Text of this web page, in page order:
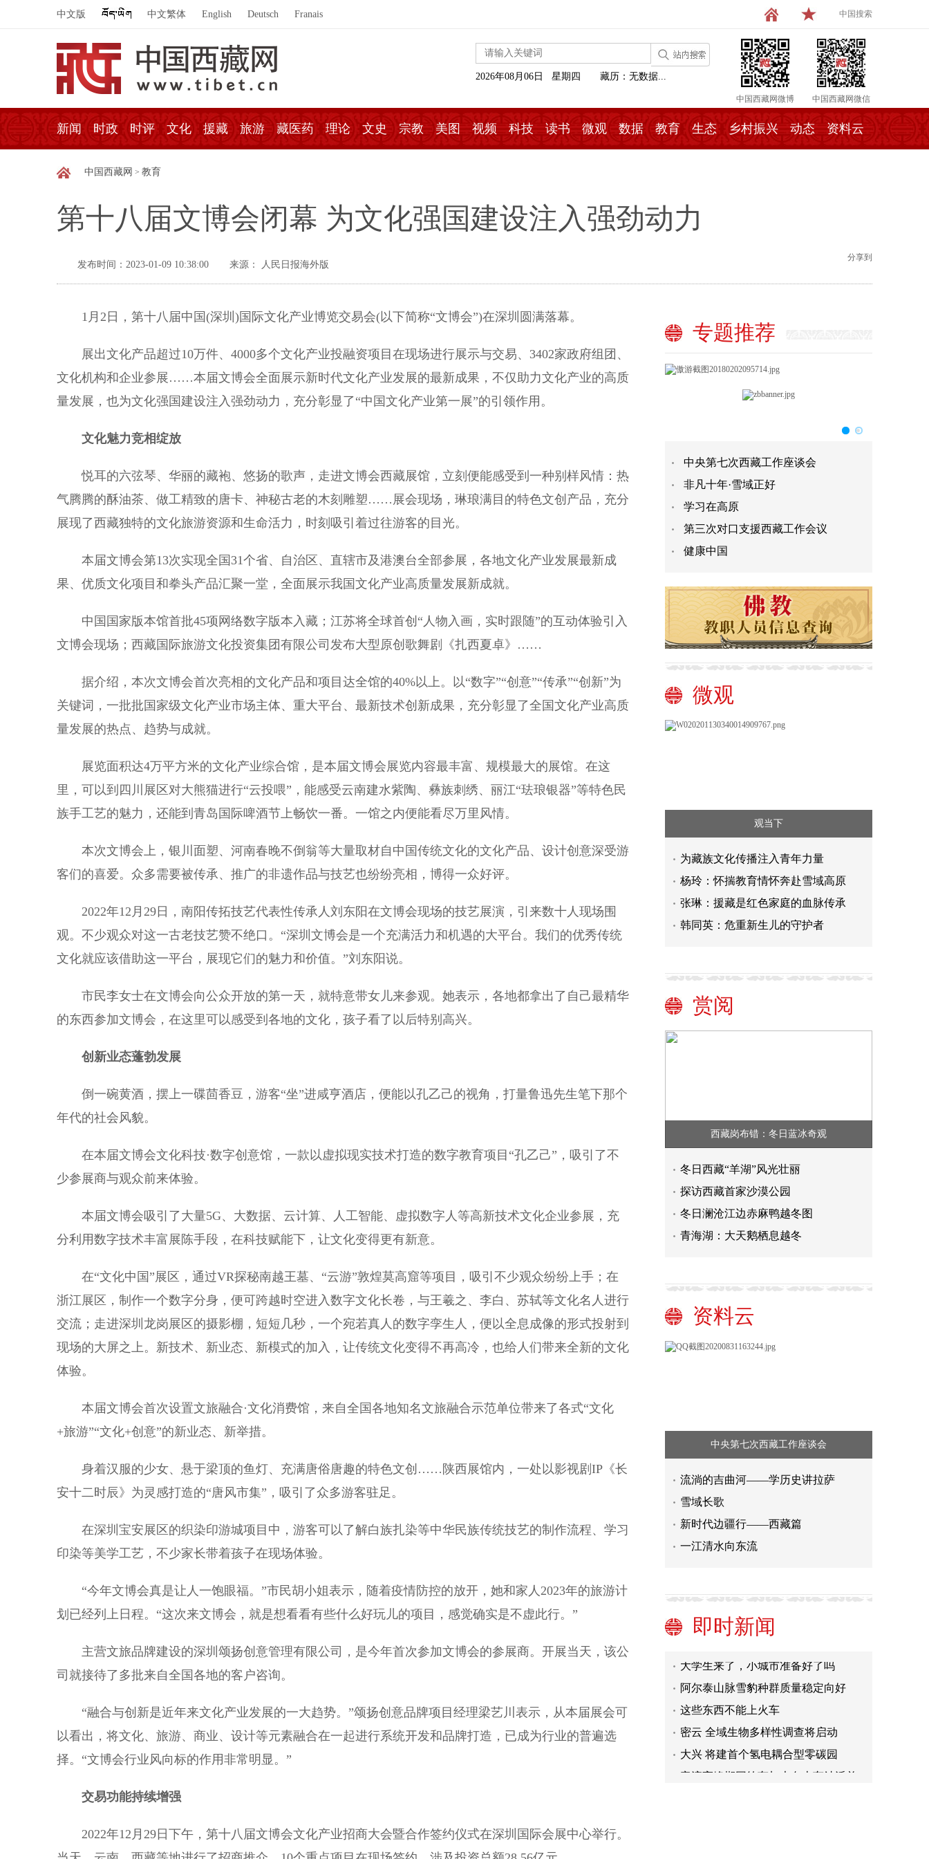
中文版 中文繁体 English Deutsch Franais 中国搜索
中国西藏网微博 中国西藏网微信
2026年08月06日 星期四 藏历：无数据...
新闻 时政 时评 文化 援藏 旅游 藏医药 理论 文史 宗教 美图 视频 科技 读书 微观 数据 教育 生态 乡村振兴 动态 资料云
中国西藏网 > 教育
第十八届文博会闭幕 为文化强国建设注入强劲动力
发布时间：2023-01-09 10:38:00 来源： 人民日报海外版
分享到
1月2日，第十八届中国(深圳)国际文化产业博览交易会(以下简称“文博会”)在深圳圆满落幕。
展出文化产品超过10万件、4000多个文化产业投融资项目在现场进行展示与交易、3402家政府组团、
文化机构和企业参展……本届文博会全面展示新时代文化产业发展的最新成果，不仅助力文化产业的高质
量发展，也为文化强国建设注入强劲动力，充分彰显了“中国文化产业第一展”的引领作用。
文化魅力竞相绽放
悦耳的六弦琴、华丽的藏袍、悠扬的歌声，走进文博会西藏展馆，立刻便能感受到一种别样风情：热
气腾腾的酥油茶、做工精致的唐卡、神秘古老的木刻雕塑……展会现场，琳琅满目的特色文创产品，充分
展现了西藏独特的文化旅游资源和生命活力，时刻吸引着过往游客的目光。
本届文博会第13次实现全国31个省、自治区、直辖市及港澳台全部参展，各地文化产业发展最新成
果、优质文化项目和拳头产品汇聚一堂，全面展示我国文化产业高质量发展新成就。
中国国家版本馆首批45项网络数字版本入藏；江苏将全球首创“人物入画，实时跟随”的互动体验引入
文博会现场；西藏国际旅游文化投资集团有限公司发布大型原创歌舞剧《扎西夏卓》……
据介绍，本次文博会首次亮相的文化产品和项目达全馆的40%以上。以“数字”“创意”“传承”“创新”为
关键词，一批批国家级文化产业市场主体、重大平台、最新技术创新成果，充分彰显了全国文化产业高质
量发展的热点、趋势与成就。
展览面积达4万平方米的文化产业综合馆，是本届文博会展览内容最丰富、规模最大的展馆。在这
里，可以到四川展区对大熊猫进行“云投喂”，能感受云南建水紫陶、彝族刺绣、丽江“珐琅银器”等特色民
族手工艺的魅力，还能到青岛国际啤酒节上畅饮一番。一馆之内便能看尽万里风情。
本次文博会上，银川面塑、河南春晚不倒翁等大量取材自中国传统文化的文化产品、设计创意深受游
客们的喜爱。众多需要被传承、推广的非遗作品与技艺也纷纷亮相，博得一众好评。
2022年12月29日，南阳传拓技艺代表性传承人刘东阳在文博会现场的技艺展演，引来数十人现场围
观。不少观众对这一古老技艺赞不绝口。“深圳文博会是一个充满活力和机遇的大平台。我们的优秀传统
文化就应该借助这一平台，展现它们的魅力和价值。”刘东阳说。
市民李女士在文博会向公众开放的第一天，就特意带女儿来参观。她表示，各地都拿出了自己最精华
的东西参加文博会，在这里可以感受到各地的文化，孩子看了以后特别高兴。
创新业态蓬勃发展
倒一碗黄酒，摆上一碟茴香豆，游客“坐”进咸亨酒店，便能以孔乙己的视角，打量鲁迅先生笔下那个
年代的社会风貌。
在本届文博会文化科技·数字创意馆，一款以虚拟现实技术打造的数字教育项目“孔乙己”，吸引了不
少参展商与观众前来体验。
本届文博会吸引了大量5G、大数据、云计算、人工智能、虚拟数字人等高新技术文化企业参展，充
分利用数字技术丰富展陈手段，在科技赋能下，让文化变得更有新意。
在“文化中国”展区，通过VR探秘南越王墓、“云游”敦煌莫高窟等项目，吸引不少观众纷纷上手；在
浙江展区，制作一个数字分身，便可跨越时空进入数字文化长卷，与王羲之、李白、苏轼等文化名人进行
交流；走进深圳龙岗展区的摄影棚，短短几秒，一个宛若真人的数字孪生人，便以全息成像的形式投射到
现场的大屏之上。新技术、新业态、新模式的加入，让传统文化变得不再高冷，也给人们带来全新的文化
体验。
本届文博会首次设置文旅融合·文化消费馆，来自全国各地知名文旅融合示范单位带来了各式“文化
+旅游”“文化+创意”的新业态、新举措。
身着汉服的少女、悬于梁顶的鱼灯、充满唐俗唐趣的特色文创……陕西展馆内，一处以影视剧IP《长
安十二时辰》为灵感打造的“唐风市集”，吸引了众多游客驻足。
在深圳宝安展区的织染印游城项目中，游客可以了解白族扎染等中华民族传统技艺的制作流程、学习
印染等美学工艺，不少家长带着孩子在现场体验。
“今年文博会真是让人一饱眼福。”市民胡小姐表示，随着疫情防控的放开，她和家人2023年的旅游计
划已经列上日程。“这次来文博会，就是想看看有些什么好玩儿的项目，感觉确实是不虚此行。”
主营文旅品牌建设的深圳颂扬创意管理有限公司，是今年首次参加文博会的参展商。开展当天，该公
司就接待了多批来自全国各地的客户咨询。
“融合与创新是近年来文化产业发展的一大趋势。”颂扬创意品牌项目经理梁艺川表示，从本届展会可
以看出，将文化、旅游、商业、设计等元素融合在一起进行系统开发和品牌打造，已成为行业的普遍选
择。“文博会行业风向标的作用非常明显。”
交易功能持续增强
2022年12月29日下午，第十八届文博会文化产业招商大会暨合作签约仪式在深圳国际会展中心举行。
专题推荐
中央第七次西藏工作座谈会
非凡十年·雪域正好
学习在高原
第三次对口支援西藏工作会议
健康中国
微观
观当下
为藏族文化传播注入青年力量
杨玲：怀揣教育情怀奔赴雪域高原
张琳：援藏是红色家庭的血脉传承
韩同英：危重新生儿的守护者
赏阅
西藏岗布错：冬日蓝冰奇观
冬日西藏“羊湖”风光壮丽
探访西藏首家沙漠公园
冬日澜沧江边赤麻鸭越冬图
青海湖：大天鹅栖息越冬
资料云
中央第七次西藏工作座谈会
流淌的吉曲河——学历史讲拉萨
雪域长歌
新时代边疆行——西藏篇
一江清水向东流
即时新闻
保药品目录谈判有关情况
谋划育人用人新战略 开启高质量发展
阿尔泰山脉雪豹种群质量稳定向好
这些东西不能上火车
密云 全域生物多样性调查将启动
大兴 将建首个氢电耦合型零碳园
客流高峰期网约车加大向火车站派单